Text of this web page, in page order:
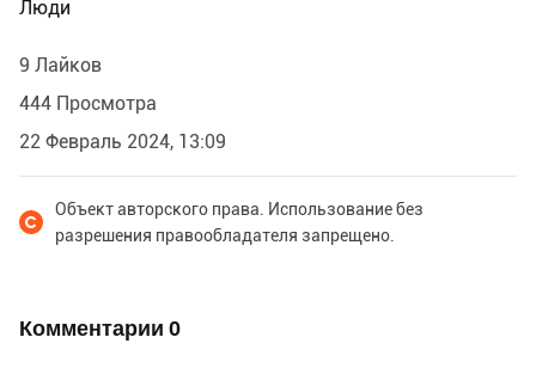
Люди
9 Лайков
444 Просмотра
22 Февраль 2024, 13:09
Объект авторского права. Использование без
разрешения правообладателя запрещено.
Комментарии 0